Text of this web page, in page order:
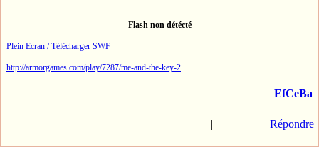
Flash non détécté
Plein Ecran / Télécharger SWF
http://armorgames.com/play/7287/me-and-the-key-2
EfCeBa
| | Répondre